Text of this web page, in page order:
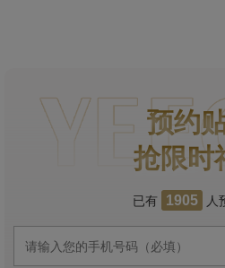
预约
抢限时
已有 1905 人